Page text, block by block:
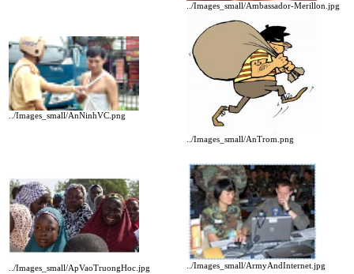
../Images_small/Ambassador-Merillon.jpg
../Images_small/AnNinhVC.png
../Images_small/AnTrom.png
../Images_small/ApVaoTruongHoc.jpg ../Images_small/ArmyAndInternet.jpg